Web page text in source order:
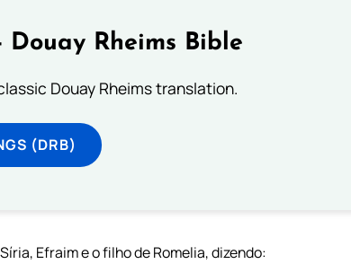
Douay Rheims Bible
Douay Rheims translation.
(DRB)
Efraim e o filho de Romelia, dizendo: